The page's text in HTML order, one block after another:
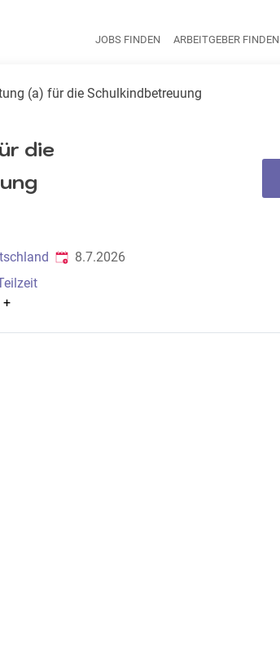
JOBS FINDEN ARBEITGEBER FINDEN
(a) für die Schulkindbetreuung
die
Veröffentlicht
8.7.2026
+